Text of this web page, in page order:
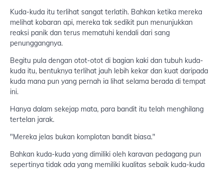
Kuda-kuda itu terlihat sangat terlatih. Bahkan ketika mereka
melihat kobaran api, mereka tak sedikit pun menunjukkan
reaksi panik dan terus mematuhi kendali dari sang
penunggangnya.
Begitu pula dengan otot-otot di bagian kaki dan tubuh kuda-
kuda itu, bentuknya terlihat jauh lebih kekar dan kuat daripada
kuda mana pun yang pernah ia lihat selama berada di tempat
ini.
Hanya dalam sekejap mata, para bandit itu telah menghilang
tertelan jarak.
"Mereka jelas bukan komplotan bandit biasa."
Bahkan kuda-kuda yang dimiliki oleh karavan pedagang pun
sepertinya tidak ada yang memiliki kualitas sebaik kuda-kuda